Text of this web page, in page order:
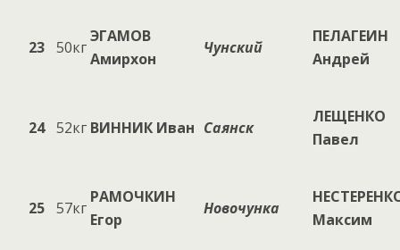
23 50кг
ЭГАМОВ
Амирхон
Чунский
ПЕЛАГЕИН
Андрей
24 52кг ВИННИК Иван Саянск
ЛЕЩЕНКО
Павел
25 57кг
РАМОЧКИН
Егор
Новочунка
Максим